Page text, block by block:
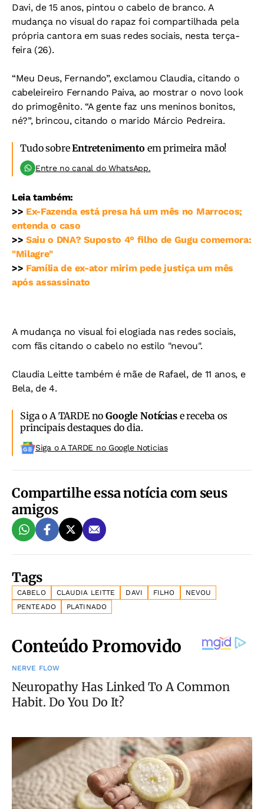
Davi, de 15 anos, pintou o cabelo de branco. A
mudança no visual do rapaz foi compartilhada pela
própria cantora em suas redes sociais, nesta terça-
feira (26).
“Meu Deus, Fernando”, exclamou Claudia, citando o
cabeleireiro Fernando Paiva, ao mostrar o novo look
do primogênito. “A gente faz uns meninos bonitos,
né?”, brincou, citando o marido Márcio Pedreira.
Tudo sobreEntretenimento em primeira mão!
Entre no canal do WhatsApp.
Leia também:
>> Ex-Fazenda está presa há um mês no Marrocos;
entenda o caso
>>Saiu o DNA? Suposto 4° filho de Gugu comemora:
"Milagre"
>> Família de ex-ator mirim pede justiça um mês
após assassinato
A mudança no visual foi elogiada nas redes sociais,
com fãs citando o cabelo no estilo "nevou".
Claudia Leitte também é mãe de Rafael, de 11 anos, e
Bela, de 4.
Siga o A TARDE noGoogle Notíciase receba os
principais destaques do dia.
Siga o A TARDE no Google Noticias
Compartilhe essa notícia com seus
amigos
Tags
CABELO CLAUDIA LEITTE DAVI FILHO
NEVOU
PENTEADO
PLATINADO